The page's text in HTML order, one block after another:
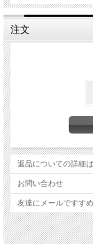
注文
返品についての詳細
お問い合わせ
友達にメールですす